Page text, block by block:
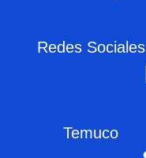
Redes Sociales
Temuco